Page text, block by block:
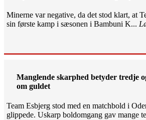
Minerne var negative, da det stod klart, at
sin første kamp i sæsonen i Bambuni K...
Manglende skarphed betyder tredje
om guldet
Team Esbjerg stod med en matchbold i
glippede. Uskarp boldomgang gav mange